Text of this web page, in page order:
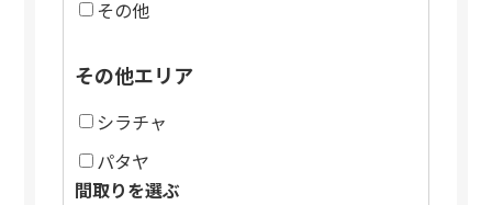
その他
その他エリア
シラチャ
パタヤ
間取りを選ぶ